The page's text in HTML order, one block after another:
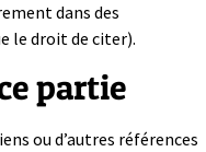
dans des
le droit de citer).
partie
ou d’autres références